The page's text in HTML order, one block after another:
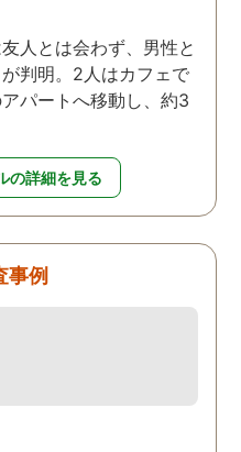
人とは会わず、男性と
判明。2人はカフェで
パートへ移動し、約3
の詳細を見る
事例